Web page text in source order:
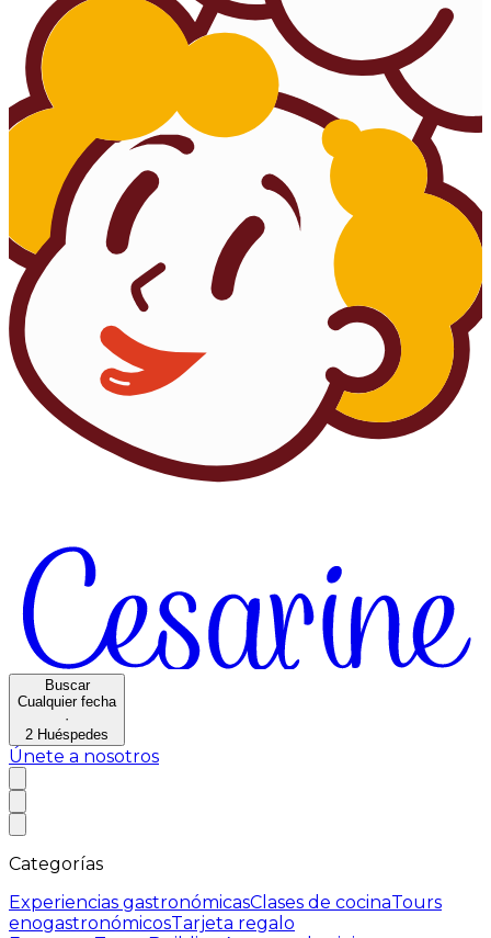
Buscar
Cualquier fecha
·
2 Huéspedes
Únete a nosotros
Categorías
Experiencias gastronómicasClases de cocinaTours
enogastronómicosTarjeta regalo